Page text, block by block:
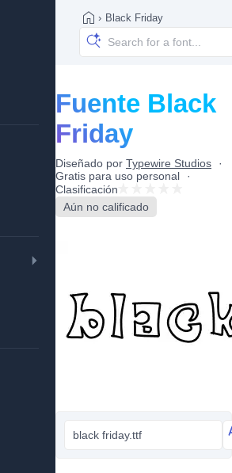
› Black Friday
Fuente Black
Friday
Diseñado por Typewire Studios
Gratis para uso personal
Clasificación
Aún no calificado
black friday.ttf